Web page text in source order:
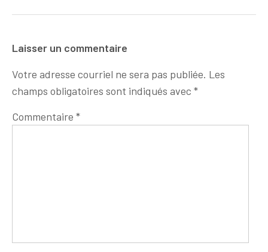
Laisser un commentaire
Votre adresse courriel ne sera pas publiée. Les
champs obligatoires sont indiqués avec *
Commentaire *